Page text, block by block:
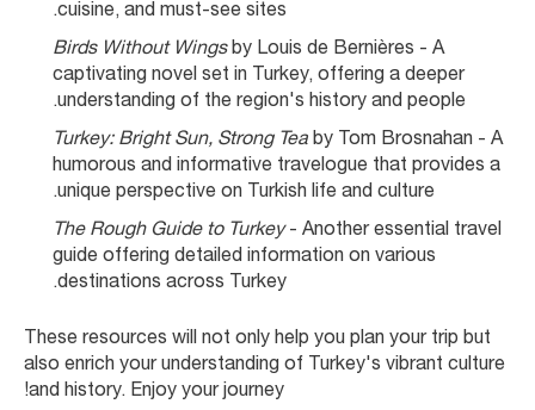
cuisine, and must-see sites.
Birds Without Wings by Louis de Bernières - A
captivating novel set in Turkey, offering a deeper
understanding of the region's history and people.
Turkey: Bright Sun, Strong Tea by Tom Brosnahan - A
humorous and informative travelogue that provides a
unique perspective on Turkish life and culture.
The Rough Guide to Turkey - Another essential travel
guide offering detailed information on various
destinations across Turkey.
These resources will not only help you plan your trip but
also enrich your understanding of Turkey's vibrant culture
and history. Enjoy your journey!